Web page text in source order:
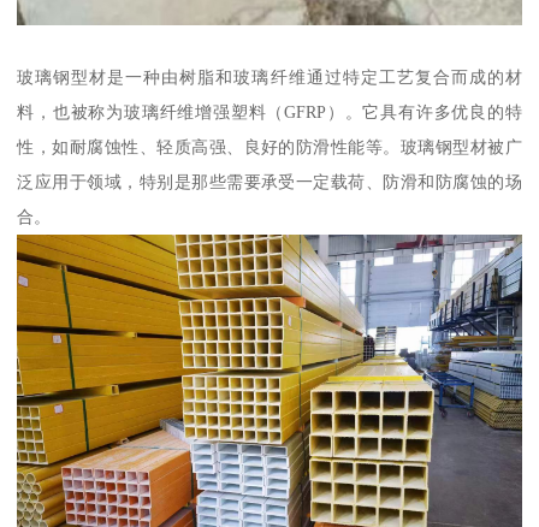
玻璃钢型材是一种由树脂和玻璃纤维通过特定工艺复合而成的材
料，也被称为玻璃纤维增强塑料（GFRP）。它具有许多优良的特
性，如耐腐蚀性、轻质高强、良好的防滑性能等。玻璃钢型材被广
泛应用于领域，特别是那些需要承受一定载荷、防滑和防腐蚀的场
合。